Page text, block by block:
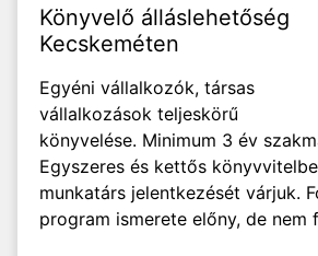
Könyvelő álláslehetőség
Kecskeméten
Egyéni vállalkozók, társas
vállalkozások teljeskörű
könyvelése. Minimum 3 év
Egyszeres és kettős
munkatárs jelentkezését várjuk.
program ismerete előny, de nem